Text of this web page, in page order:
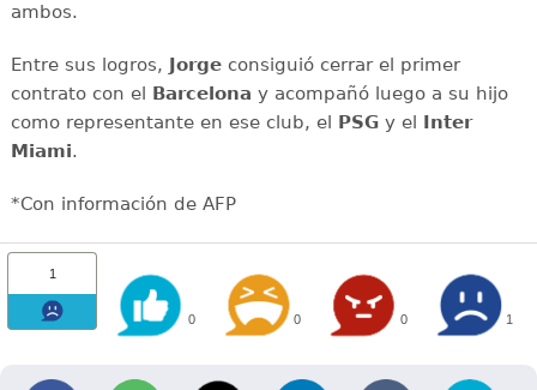
ambos.
Entre sus logros, Jorgeconsiguió cerrar el primer
contrato con el Barcelona y acompañó luego a su hijo
como representante en ese club, el PSGy el Inter
Miami.
*Con información de AFP
1
0 0 0 1